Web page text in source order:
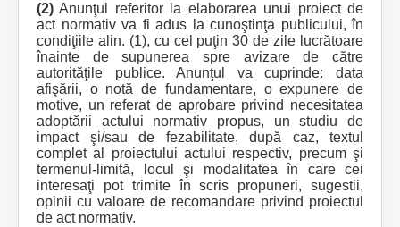
(2) Anunţul referitor la elaborarea unui proiect de
act normativ va fi adus la cunoştinţa publicului, în
condiţiile alin. (1), cu cel puţin 30 de zile lucrătoare
înainte de supunerea spre avizare de către
autorităţile publice. Anunţul va cuprinde: data
afişării, o notă de fundamentare, o expunere de
motive, un referat de aprobare privind necesitatea
adoptării actului normativ propus, un studiu de
impact şi/sau de fezabilitate, după caz, textul
complet al proiectului actului respectiv, precum şi
termenul-limită, locul şi modalitatea în care cei
interesaţi pot trimite în scris propuneri, sugestii,
opinii cu valoare de recomandare privind proiectul
de act normativ.